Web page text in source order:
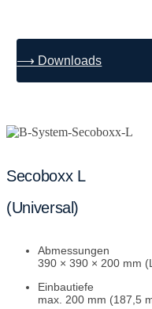
⟶ Downloads
Secoboxx L
(Universal)
Abmessungen
390 × 390 × 200 mm
Einbautiefe
max. 200 mm (187,5